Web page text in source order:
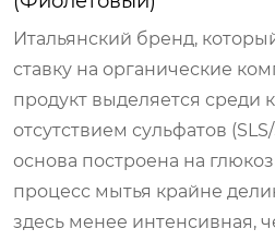
Итальянский бренд,
ставку на органические
продукт выделяется среди
отсутствием сульфатов
основа построена на
процесс мытья крайне
здесь менее интенсивная,